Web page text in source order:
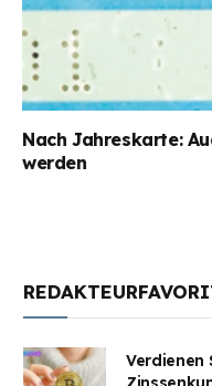
Nach Jahreskarte:
werden
Verdienen